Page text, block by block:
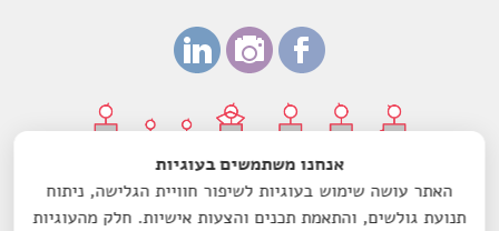
עיצוב: רותם ביקסנשפנר ודנה הדר
אנחנו משתמשים בעוגיות
האתר עושה שימוש בעוגיות לשיפור חוויית הגלישה, ניתוח
תנועת גולשים, והתאמת תכנים והצעות אישיות. חלק מהעוגיות